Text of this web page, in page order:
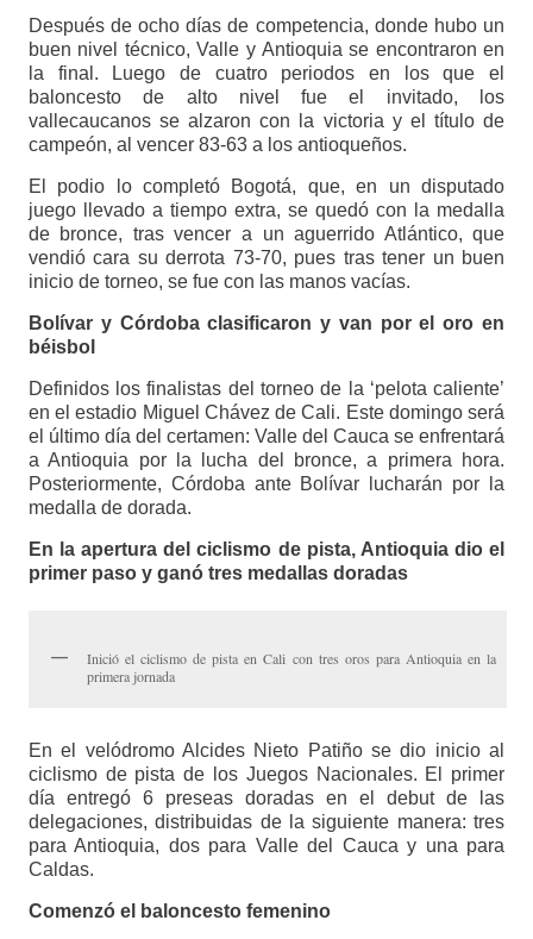
Después de ocho días de competencia, donde hubo un
buen nivel técnico, Valle y Antioquia se encontraron en
la final. Luego de cuatro periodos en los que el
baloncesto de alto nivel fue el invitado, los
vallecaucanos se alzaron con la victoria y el título de
campeón, al vencer 83-63 a los antioqueños.
El podio lo completó Bogotá, que, en un disputado
juego llevado a tiempo extra, se quedó con la medalla
de bronce, tras vencer a un aguerrido Atlántico, que
vendió cara su derrota 73-70, pues tras tener un buen
inicio de torneo, se fue con las manos vacías.
Bolívar y Córdoba clasificaron y van por el oro en
béisbol
Definidos los finalistas del torneo de la ‘pelota caliente’
en el estadio Miguel Chávez de Cali. Este domingo será
el último día del certamen: Valle del Cauca se enfrentará
a Antioquia por la lucha del bronce, a primera hora.
Posteriormente, Córdoba ante Bolívar lucharán por la
medalla de dorada.
En la apertura del ciclismo de pista, Antioquia dio el
primer paso y ganó tres medallas doradas
Inició el ciclismo de pista en Cali con tres oros para Antioquia en la
primera jornada
En el velódromo Alcides Nieto Patiño se dio inicio al
ciclismo de pista de los Juegos Nacionales. El primer
día entregó 6 preseas doradas en el debut de las
delegaciones, distribuidas de la siguiente manera: tres
para Antioquia, dos para Valle del Cauca y una para
Caldas.
Comenzó el baloncesto femenino